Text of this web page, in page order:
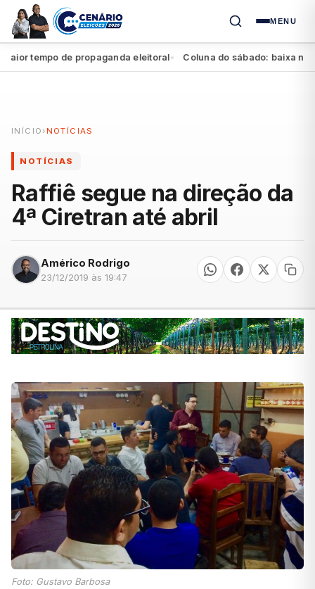
MENU
tempo de propaganda eleitoral● Coluna do sábado: baixa no
INÍCIO › NOTÍCIAS
NOTÍCIAS
Raffiê segue na direção da
4ª Ciretran até abril
Américo Rodrigo
23/12/2019 às 19:47
Foto: Gustavo Barbosa